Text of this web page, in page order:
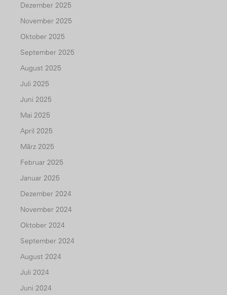
Dezember 2025
November 2025
Oktober 2025
September 2025
August 2025
Juli 2025
Juni 2025
Mai 2025
April 2025
März 2025
Februar 2025
Januar 2025
Dezember 2024
November 2024
Oktober 2024
September 2024
August 2024
Juli 2024
Juni 2024